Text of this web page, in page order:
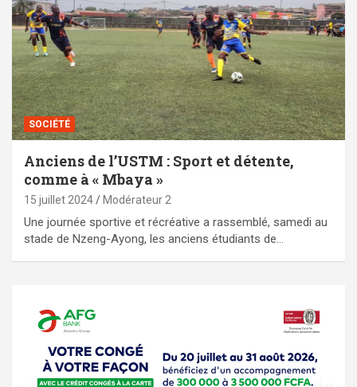
SOCIÉTÉ
Anciens de l’USTM : Sport et détente,
comme à « Mbaya »
15 juillet 2024 Modérateur 2
Une journée sportive et récréative a rassemblé, samedi au
stade de Nzeng-Ayong, les anciens étudiants de…